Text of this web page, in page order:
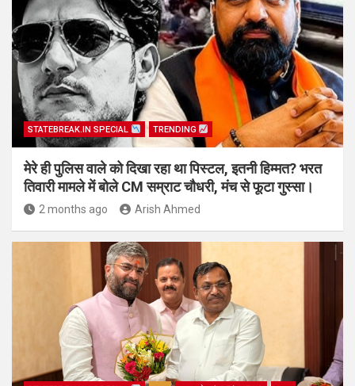
STATEBREAK.IN SPECIAL TRENDING
मेरे ही पुलिस वाले को दिखा रहा था पिस्टल, इतनी हिम्मत? भरत
तिवारी मामले में बोले CM सम्राट चौधरी, मंच से फूटा गुस्सा।
2 months ago Arish Ahmed